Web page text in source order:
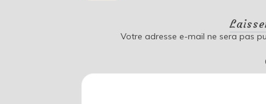
Votre adresse e-mail ne sera pas